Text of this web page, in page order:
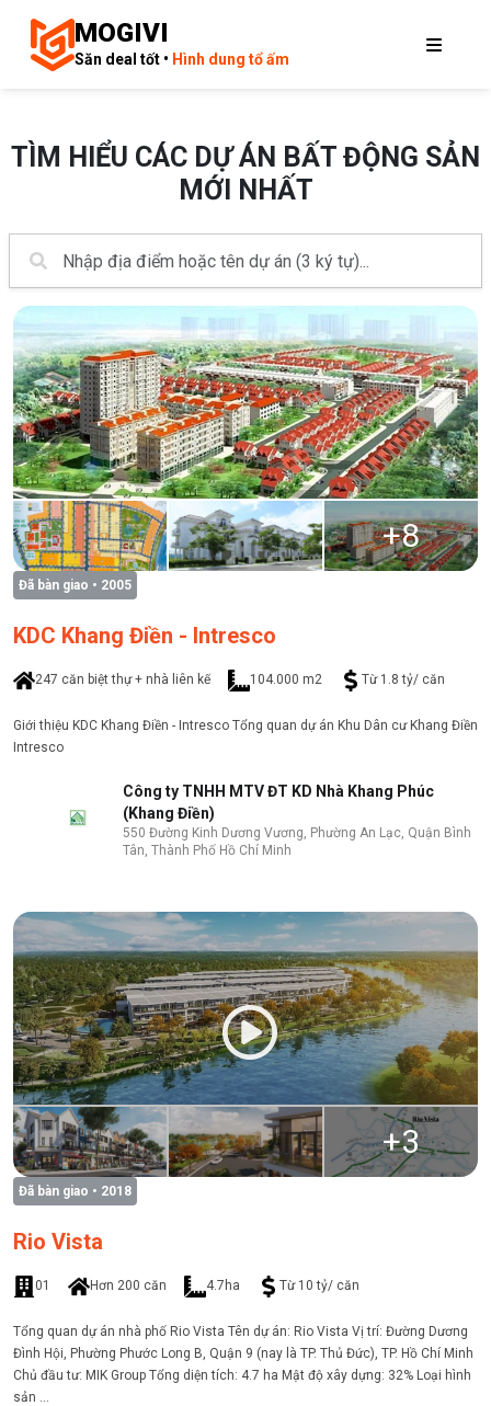
MOGIVI
Săn deal tốt • Hình dung tổ ấm
TÌM HIỂU CÁC DỰ ÁN BẤT ĐỘNG SẢN
MỚI NHẤT
+8
Đã bàn giao • 2005
KDC Khang Điền - Intresco
247 căn biệt thự + nhà liên kế 104.000 m2 Từ 1.8 tỷ/ căn
Giới thiệu KDC Khang Điền - Intresco Tổng quan dự án Khu Dân cư Khang Điền
Intresco
Công ty TNHH MTV ĐT KD Nhà Khang Phúc
(Khang Điền)
550 Đường Kinh Dương Vương, Phường An Lạc, Quận Bình
Tân, Thành Phố Hồ Chí Minh
+3
Đã bàn giao • 2018
Rio Vista
01 Hơn 200 căn 4.7ha Từ 10 tỷ/ căn
Tổng quan dự án nhà phố Rio Vista Tên dự án: Rio Vista Vị trí: Đường Dương
Đình Hội, Phường Phước Long B, Quận 9 (nay là TP. Thủ Đức), TP. Hồ Chí Minh
Chủ đầu tư: MIK Group Tổng diện tích: 4.7 ha Mật độ xây dựng: 32% Loại hình
sản ...